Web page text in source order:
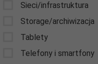
Sieci/infrastruktura
Storage/archiwizacja
Tablety
Telefony i smartfony